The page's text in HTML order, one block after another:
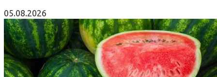
05.08.2026